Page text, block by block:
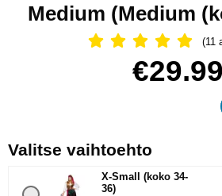
Medium (Medium
(11
hinta
€29.99
Valitse vaihtoehto
X-Small (koko 34-
36)